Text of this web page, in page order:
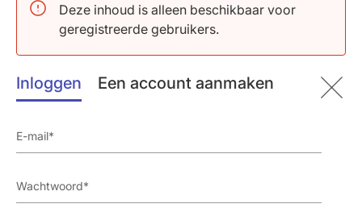
Deze inhoud is alleen beschikbaar voor
geregistreerde gebruikers.
Inloggen Een account aanmaken
Conclusie
Over het algemeen werd toevoeging van alirocumab
aan maximaal getolereerde statine met en zonder LLT
goed verdragen in hoog risico patiënten en resulteerde
de behandelduur.
waardevolle inzichten levert voor de behandeling van
patiënten met hoog/erg hoog CV risico zou toekomstig